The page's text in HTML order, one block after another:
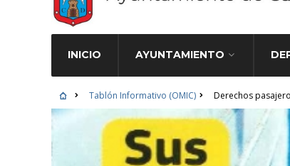
INICIO AYUNTAMIENTO
Tablón Informativo (OMIC) Derechos